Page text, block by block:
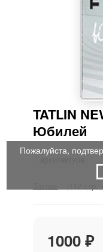
TATLIN
Юбилей
архитектура
1000 ₽
Пожалуйста,